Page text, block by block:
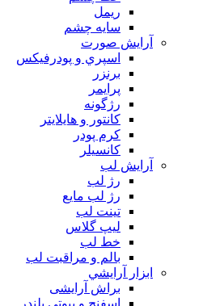
ريمل
سايه چشم
آرايش صورت
اسپري و پودرفيكس
برنزر
پرايمر
رژگونه
كانتور و هايلايتر
كرم پودر
كانسيلر
آرايش لب
رژ لب
رژ لب مایع
تینت لب
لیپ گلاس
خط لب
بالم و مراقبت لب
ابزار آرايشي
براش آرایشی
اسفنج و بیوتی بلندر